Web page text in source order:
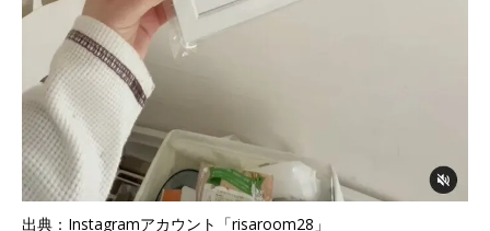
出典：Instagramアカウント「risaroom28」